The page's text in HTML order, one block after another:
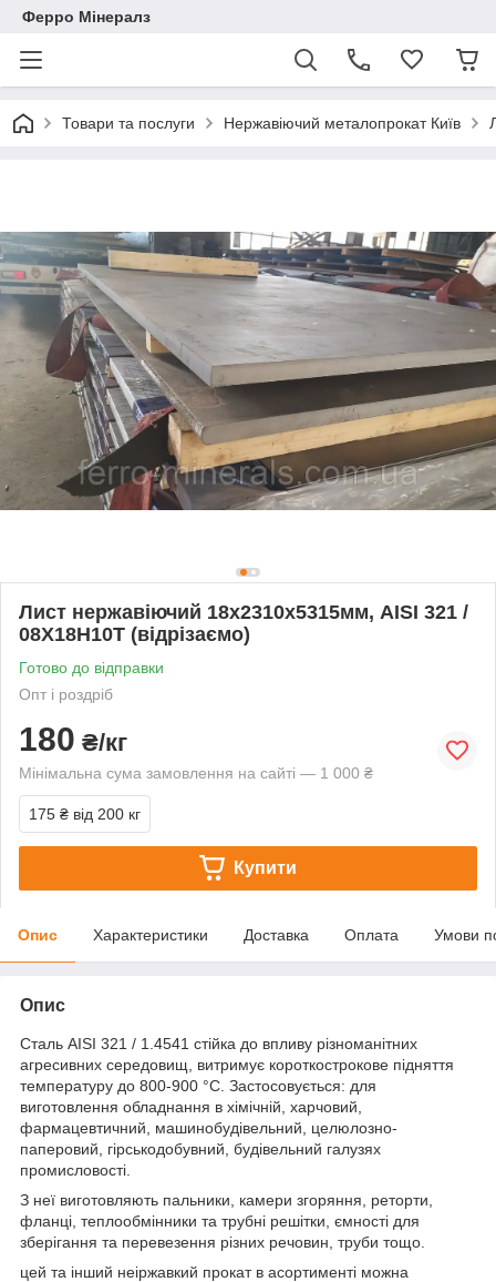
Ферро Мінералз
Товари та послуги Нержавіючий металопрокат Київ
Лист нержавіючий 18х2310х5315мм, AISI 321 /
08Х18Н10Т (відрізаємо)
Готово до відправки
Опт і роздріб
180 ₴/кг
Мінімальна сума замовлення на сайті — 1 000 ₴
175 ₴ від 200 кг
Купити
Опис Характеристики Доставка Оплата Умови
Опис
Сталь AISI 321 / 1.4541 стійка до впливу різноманітних
агресивних середовищ, витримує короткострокове підняття
температуру до 800-900 °C. Застосовується: для
виготовлення обладнання в хімічній, харчовий,
фармацевтичний, машинобудівельний, целюлозно-
паперовий, гірськодобувний, будівельний галузях
промисловості.
З неї виготовляють пальники, камери згоряння, реторти,
фланці, теплообмінники та трубні решітки, ємності для
зберігання та перевезення різних речовин, труби тощо.
цей та інший неіржавкий прокат в асортименті можна